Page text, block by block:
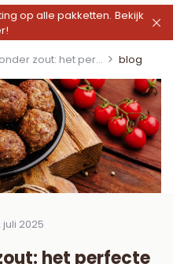
op alle pakketten. Bekijk
zout: het per... blog
juli 2025
het perfecte